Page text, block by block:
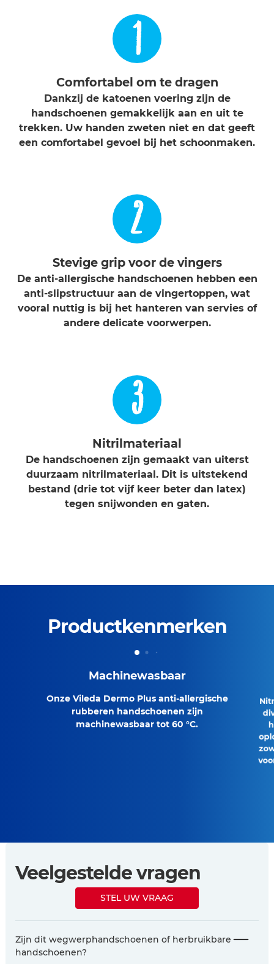
1
Comfortabel om te dragen
Dankzij de katoenen voering zijn de
handschoenen gemakkelijk aan en uit te
trekken. Uw handen zweten niet en dat geeft
een comfortabel gevoel bij het schoonmaken.
2
Stevige grip voor de vingers
De anti-allergische handschoenen hebben een
anti-slipstructuur aan de vingertoppen, wat
vooral nuttig is bij het hanteren van servies of
andere delicate voorwerpen.
3
Nitrilmateriaal
De handschoenen zijn gemaakt van uiterst
duurzaam nitrilmateriaal. Dit is uitstekend
bestand (drie tot vijf keer beter dan latex)
tegen snijwonden en gaten.
Productkenmerken
Machinewasbaar
Onze Vileda Dermo Plus anti-allergische
rubberen handschoenen zijn
machinewasbaar tot 60 °C.
Veelgestelde vragen
STEL UW VRAAG
Zijn dit wegwerphandschoenen of herbruikbare
handschoenen?